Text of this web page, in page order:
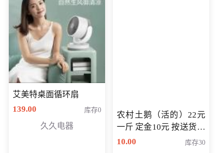
艾美特桌面循环扇
139.00
库存0
久久电器
农村土鹅（活的）22元
一斤 定金10元 按送货交
付时秤重计算货款 定金
10.00 库存30